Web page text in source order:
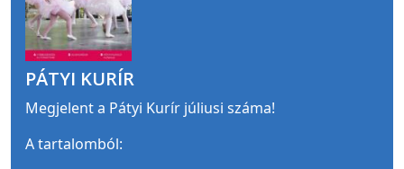
PÁTYI KURÍR
Megjelent a Pátyi Kurír júliusi száma!
A tartalomból: